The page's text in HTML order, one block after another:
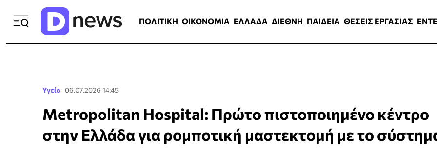
ΠΟΛΙΤΙΚΗ ΟΙΚΟΝΟΜΙΑ ΕΛΛΑΔΑ ΔΙΕΘΝΗ ΠΑΙΔΕΙΑ ΘΕΣΕΙΣ ΕΡΓΑΣΙΑΣ
Υγεία 06.07.2026 14:45
Metropolitan Hospital: Πρώτο πιστοποιημένο κέντρο
στην Ελλάδα για ρομποτική μαστεκτομή με το